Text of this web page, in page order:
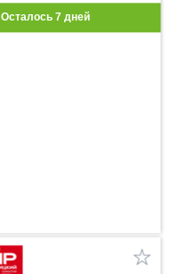
Осталось 7дней